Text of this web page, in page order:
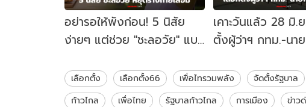
อย่ารอให้พังก่อน! 5 นิสัย
ง่ายๆ แต่ช่วย "ชะลอวัย" แบบ
เคาะวันแล้ว 28 มิ.
ตั้งผู้ว่าฯ กทม.-นา
เลือกตั้ง เลือกตั้ง66 เพื่อไทรวมพลัง จัดตั้งรัฐบาล
ก้าวไกล
เพื่อไทย รัฐบาลก้าวไกล การเมือง ข่าว